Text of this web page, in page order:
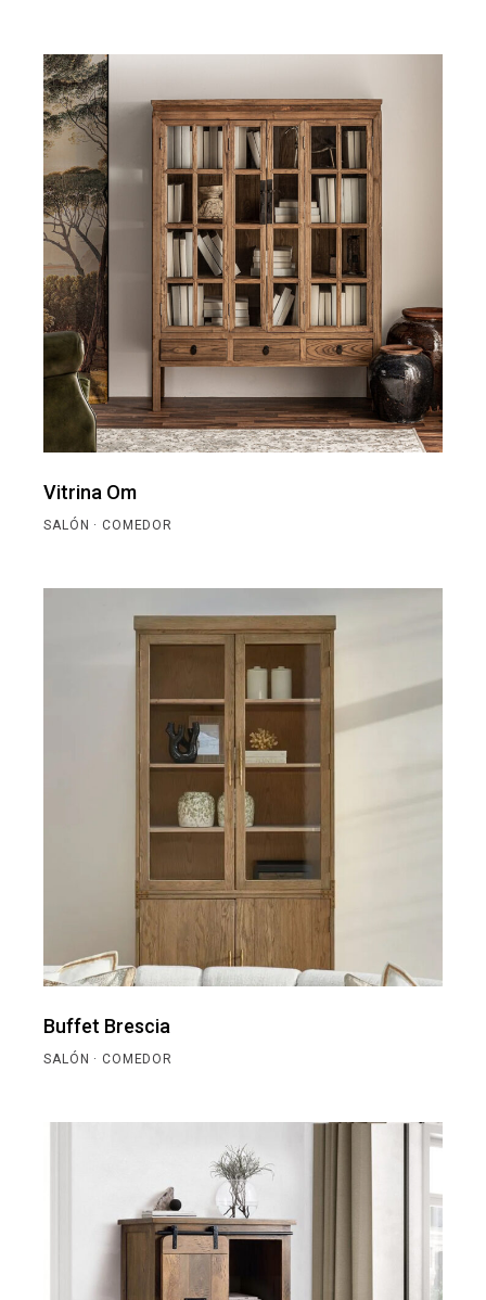
Vitrina Om
SALÓN · COMEDOR
Buffet Brescia
SALÓN · COMEDOR